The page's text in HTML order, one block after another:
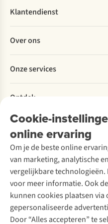
Cookie-
online ervaring
Om je de beste online
van marketing, analytische
vergelijkbare technologieën.
voor meer informatie. Ook
kunnen cookies plaatsen via
gepersonaliseerde
Door “Alles accepteren” te
Klantendienst
Bestellen
Betalen
Levering
Retourneren
Bestelling herroepen
Garantie
Contact
Over ons
Explore More
Verantwoord ondernemen
Over Ayacucho
Onze winkels
Over A.S.Adventure
Toegankelijkheidsverklaring
Onze services
Ski-onderhoud
Wasservice
Schoenonderhoud
Schoenherstelling
Kledingherstelling
Retouches
Voor bedrijven
Ontdek
A.S.Magazine
Podcast
Explore Academy
Explore Camp
Gear Check
Inspiratie & advies
Meld je aan voor de